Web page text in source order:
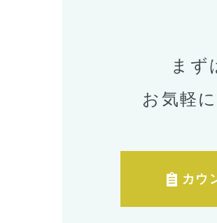
まず
お気軽
カウ